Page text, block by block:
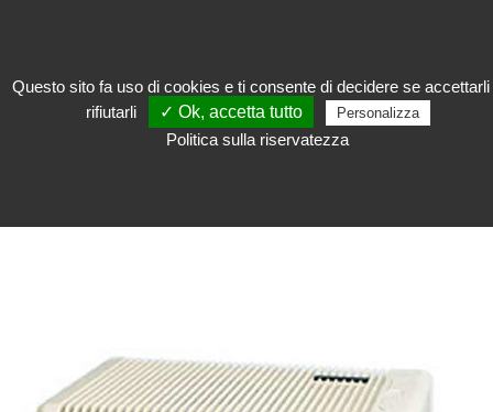
Conservazione delle collezioni>Umidificatori
Questo sito fa uso di cookies e ti consente di decidere se accettarli
rifiutarli
✓ Ok, accetta tutto Personalizza
Politica sulla riservatezza